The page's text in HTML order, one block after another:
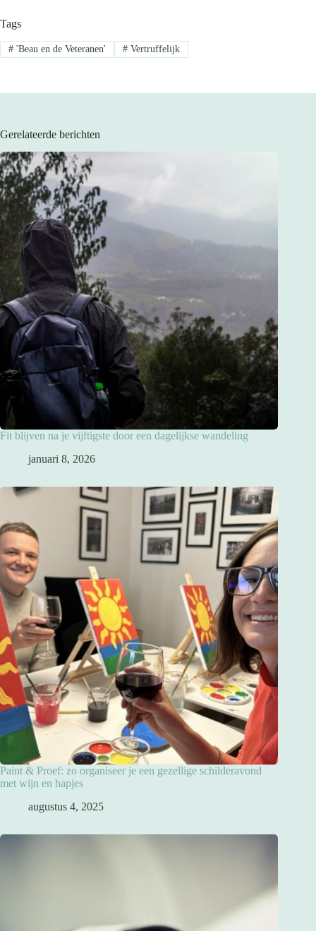
Tags
#'Beau en de Veteranen' #Vertruffelijk
Gerelateerde berichten
Fit blijven na je vijftigste door een dagelijkse wandeling
januari 8, 2026
Paint & Proef: zo organiseer je een gezellige schilderavond
met wijn en hapjes
augustus 4, 2025